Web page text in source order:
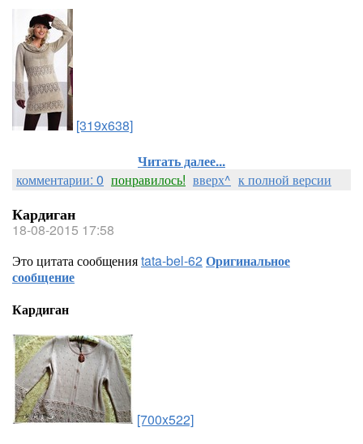
[319x638]
Читать далее...
комментарии: 0 понравилось! вверх^ к полной версии
Кардиган
18-08-2015 17:58
Это цитата сообщенияtata-bel-62Оригинальное
сообщение
Кардиган
[700x522]